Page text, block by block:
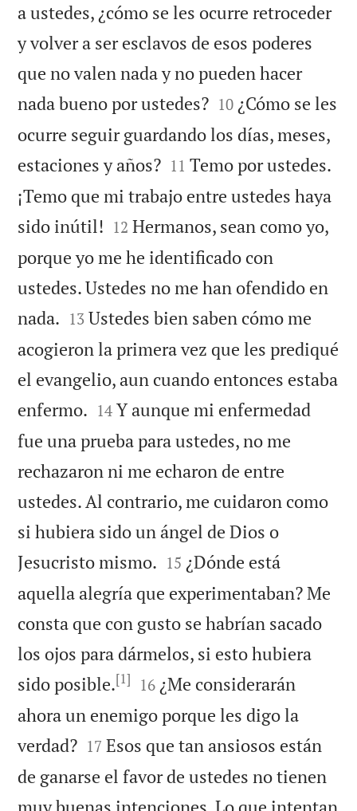
a ustedes, ¿cómo se les ocurre retroceder
y volver a ser esclavos de esos poderes
que no valen nada y no pueden hacer
nada bueno por ustedes?
10 ¿Cómo se les
ocurre seguir guardando los días, meses,
estaciones y años?
11 Temo por ustedes.
¡Temo que mi trabajo entre ustedes haya
sido inútil! 

12 Hermanos, sean como yo,
porque yo me he identificado con
ustedes. Ustedes no me han ofendido en
nada. 

13 Ustedes bien saben cómo me
acogieron la primera vez que les prediqué
el evangelio, aun cuando entonces estaba
enfermo. 

14 Y aunque mi enfermedad
fue una prueba para ustedes, no me
rechazaron ni me echaron de entre
ustedes. Al contrario, me cuidaron como
si hubiera sido un ángel de Dios o
Jesucristo mismo. 

15 ¿Dónde está
aquella alegría que experimentaban? Me
consta que con gusto se habrían sacado
los ojos para dármelos, si esto hubiera
sido posible.[1] 

16 ¿Me considerarán
ahora un enemigo porque les digo la
verdad?
17 Esos que tan ansiosos están
de ganarse el favor de ustedes no tienen